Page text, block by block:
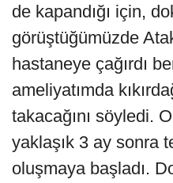
de kapandığı için,
görüştüğümüzde
hastaneye çağırdı
ameliyatımda
takacağını söyledi.
yaklaşık 3 ay sonra
oluşmaya başladı.